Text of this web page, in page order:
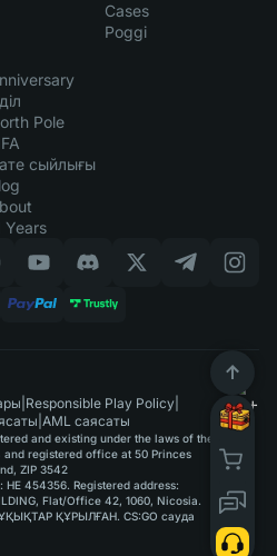
Cases
Poggi
Pole
сыйлығы
Years
Responsible Play Policy
AML саясаты
and existing under the laws of the
registered office at 50 Princes
ZIP 3542
HE 454356. Registered address:
Flat/Office 42, 1060, Nicosia.
ҚҰРЫЛҒАН. CS:GO сауда